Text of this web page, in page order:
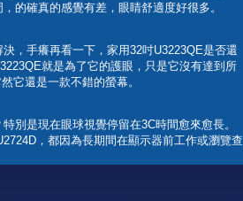
的確真的感覺有差，眼睛舒適度好很多。
，手癢再看一下，家用32吋U3223QE是否還
就是為了它的護眼，只是它沒有達到所
它還是一款不錯的螢幕。
別是現在眼球視覺停留在3C時間愈來愈長。
，都因為長期間在顯示器前工作或瀏覽查